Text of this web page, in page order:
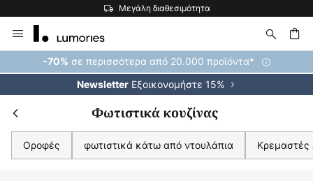
Μεγάλη διαθεσιμότητα
Μετάβαση
στο
περιεχόμενο
-70% σε περισσότερα από 20.000 προϊόντα*
Newsletter Εξοικονομήστε 15%
Φωτιστικά κουζίνας
Οροφές φωτιστικά κάτω από ντουλάπια